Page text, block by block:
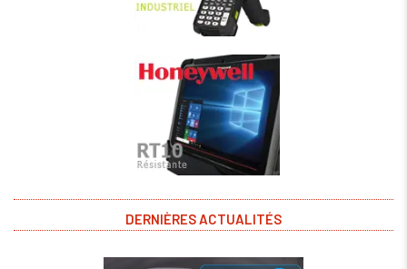
DERNIÈRES ACTUALITÉS